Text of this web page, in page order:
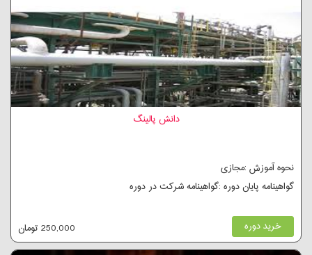
دانش پالینگ
نحوه آموزش :مجازی
گواهینامه پایان دوره :گواهینامه شرکت در دوره
خرید دوره 250,000 تومان